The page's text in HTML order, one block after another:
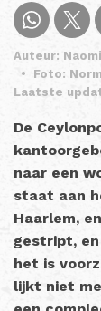
Auteur:
•
Foto:
Laatste
De
naar een
staat aan
Haarlem,
gestript,
het is
lijkt niet